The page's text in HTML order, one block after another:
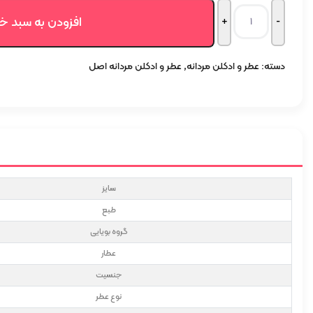
افزودن به سبد
دسته: عطر و ادکلن مردانه, عطر و ادکلن مردانه اصل
سایز
طبع
گروه بویایی
عطار
جنسیت
نوع عطر